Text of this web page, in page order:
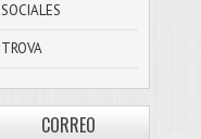
SOCIALES
TROVA
CORREO